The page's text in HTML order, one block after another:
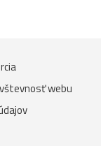
webu